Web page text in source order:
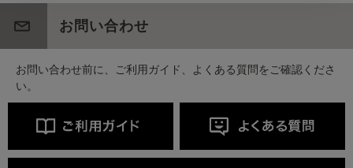
お問い合わせ
お問い合わせ前に、ご利用ガイド、よくある質問をご確認くださ
い。